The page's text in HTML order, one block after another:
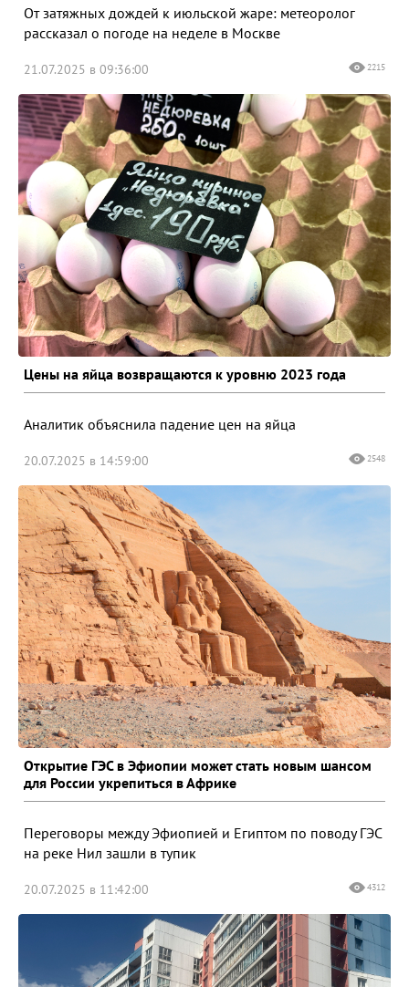
От затяжных дождей к июльской жаре: метеоролог
рассказал о погоде на неделе в Москве
21.07.2025 в 09:36:00 2215
Цены на яйца возвращаются к уровню 2023 года
Аналитик объяснила падение цен на яйца
20.07.2025 в 14:59:00 2548
Открытие ГЭС в Эфиопии может стать новым шансом
для России укрепиться в Африке
Переговоры между Эфиопией и Египтом по поводу ГЭС
на реке Нил зашли в тупик
20.07.2025 в 11:42:00 4312